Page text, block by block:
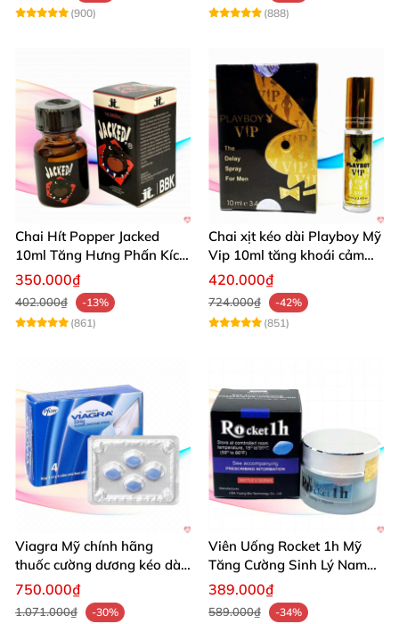
(900)
(888)
Chai Hít Popper Jacked
10ml Tăng Hưng Phấn Kích
Thích Mạnh Mẽ
350.000₫
402.000₫
-13%
(861)
Chai xịt kéo dài Playboy Mỹ
Vip 10ml tăng khoái cảm
nam
420.000₫
724.000₫
-42%
(851)
Viagra Mỹ chính hãng
thuốc cường dương kéo dài
thời gian hiệu quả cho Nam
750.000₫
1.071.000₫
-30%
Viên Uống Rocket 1h Mỹ
Tăng Cường Sinh Lý Nam
Hỗ Trợ Mạnh
389.000₫
589.000₫
-34%